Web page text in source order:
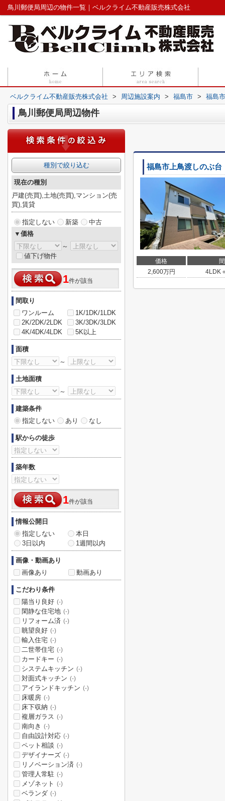
鳥川郵便局周辺の物件一覧｜ベルクライム不動産販売株式会社
ベルクライム不動産販売株式会社 > 周辺施設案内 > 福島市 > 福島
鳥川郵便局周辺物件
福島市上鳥渡しのぶ
価格
2,600万円 4LDK
種別で絞り込む
現在の種別
戸建(売買),土地(売買),マンション(売
買),賃貸
指定しない 新築
中古
▼価格
～
値下げ物件
1件が該当
間取り
ワンルーム
1K/1DK/1LDK
2K/2DK/2LDK
3K/3DK/3LDK
4K/4DK/4LDK
5K以上
面積
～
土地面積
～
建築条件
指定しない
あり なし
駅からの徒歩
築年数
1件が該当
情報公開日
指定しない
本日
3日以内
1週間以内
画像・動画あり
画像あり
動画あり
こだわり条件
陽当り良好 (-)
閑静な住宅地 (-)
リフォーム済 (-)
眺望良好 (-)
輸入住宅 (-)
二世帯住宅 (-)
カードキー (-)
システムキッチン (-)
対面式キッチン (-)
アイランドキッチン (-)
床暖房 (-)
床下収納 (-)
複層ガラス (-)
南向き (-)
自由設計対応 (-)
ペット相談 (-)
デザイナーズ (-)
リノベーション済 (-)
管理人常駐 (-)
メゾネット (-)
ベランダ (-)